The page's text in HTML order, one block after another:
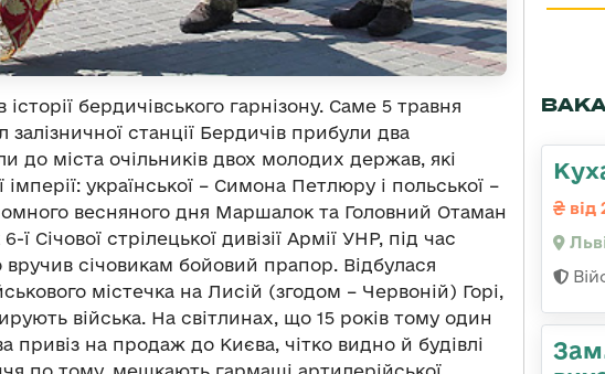
бердичівського гарнізону. Саме 5 травня
залізничної станції Бердичів прибули два
до міста очільників двох молодих держав, які
імперії: української – Симона Петлюру і польської –
весняного дня Маршалок та Головний Отаман
Січової стрілецької дивізії Армії УНР, під час
січовикам бойовий прапор. Відбулася
містечка на Лисій (згодом – Червоній) Горі,
війська. На світлинах, що 15 років тому один
привіз на продаж до Києва, чітко видно й будівлі
від